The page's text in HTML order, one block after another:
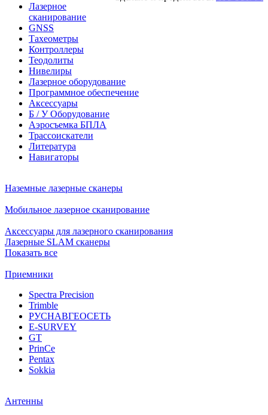
Лазерное
сканирование
GNSS
Тахеометры
Контроллеры
Теодолиты
Нивелиры
Лазерное оборудование
Программное обеспечение
Аксессуары
Б / У Оборудование
Аэросъемка БПЛА
Трассоискатели
Литература
Навигаторы
Наземные лазерные сканеры
Мобильное лазерное сканирование
Аксессуары для лазерного сканирования
Лазерные SLAM сканеры
Показать все
Приемники
Spectra Precision
Trimble
РУСНАВГЕОСЕТЬ
E-SURVEY
GT
PrinCe
Pentax
Sokkia
Антенны